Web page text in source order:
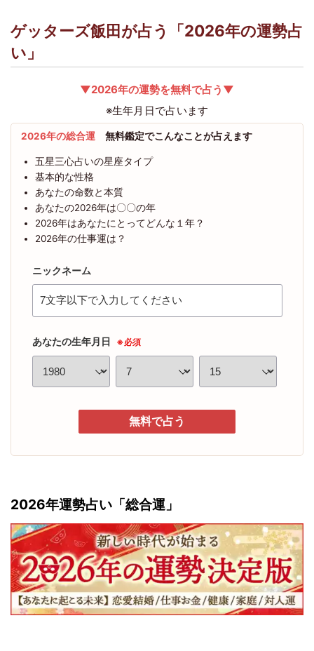
ゲッターズ飯田が占う「2026年の運勢占
い」
▼2026年の運勢を無料で占う▼
※生年月日で占います
2026年の総合運無料鑑定でこんなことが占えます
五星三心占いの星座タイプ
基本的な性格
あなたの命数と本質
あなたの2026年は〇〇の年
2026年はあなたにとってどんな１年？
2026年の仕事運は？
ニックネーム
あなたの生年月日 ※必須
無料で占う
2026年運勢占い「総合運」